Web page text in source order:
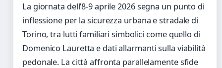
La giornata dell’8-9 aprile 2026 segna un punto di
inflessione per la sicurezza urbana e stradale di
Torino, tra lutti familiari simbolici come quello di
Domenico Lauretta e dati allarmanti sulla viabilità
pedonale. La città affronta parallelamente sfide